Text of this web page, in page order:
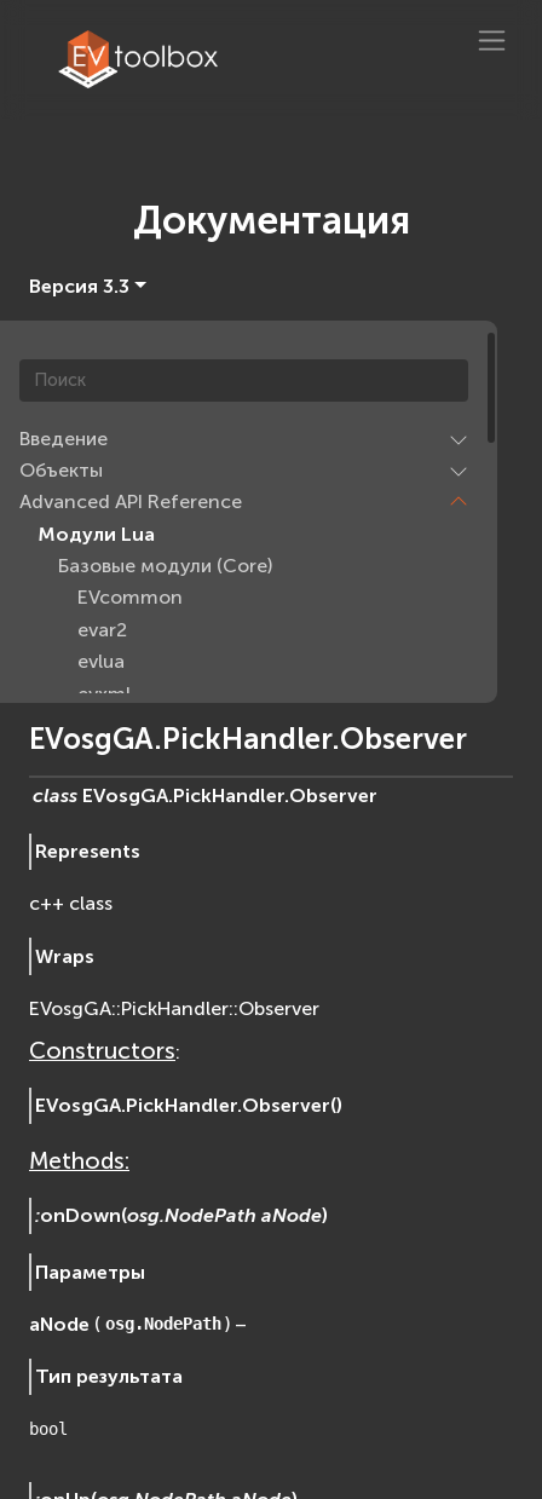
Документация
Версия 3.3
Введение
Объекты
Advanced API Reference
Модули Lua
Базовые модули (Core)
EVcommon
evar2
evlua
evxml
Граф Сцены (Scene Graph)
EVosg
EVosgAV
EVosgGA
EVosgText
EVosgViewer
osg
osgDB
osgParticle
osgShadow
osgUtil
Фаиловая система (File System)
fs
Сеть (Network)
EVosgGA.PickHandler.Observer
class EVosgGA.PickHandler.Observer
Represents
c++ class
Wraps
EVosgGA::PickHandler::Observer
Constructors:
EVosgGA.PickHandler.Observer()
Methods:
:onDown(osg.NodePath aNode)
Параметры
aNode ( osg.NodePath ) –
Тип результата
bool